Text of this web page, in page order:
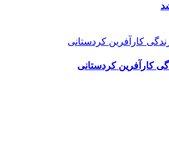
کارآفرین کردستانی